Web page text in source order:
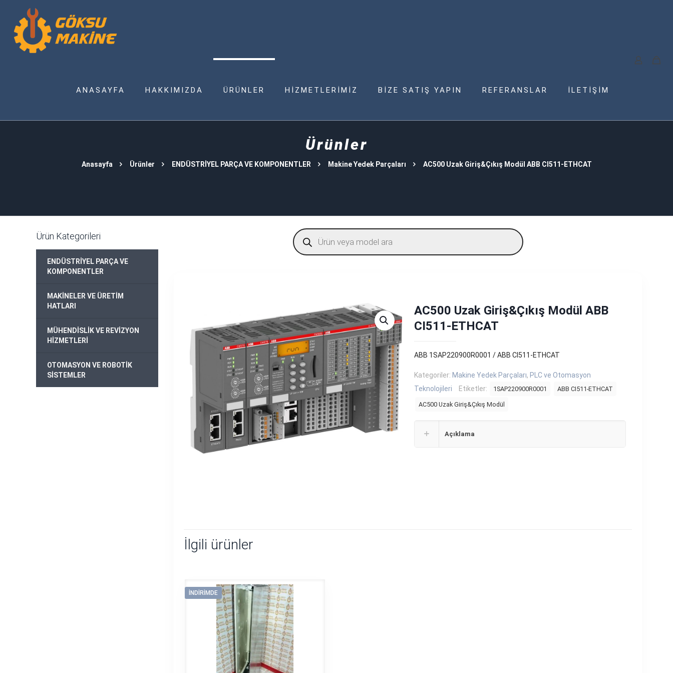
ANASAYFA HAKKIMIZDA ÜRÜNLER HİZMETLERİMİZ BİZE SATIŞ YAPIN REFERANSLAR İLETİŞİM
Ürünler
Anasayfa Ürünler ENDÜSTRİYEL PARÇA VE KOMPONENTLER Makine Yedek Parçaları AC500 Uzak Giriş&Çıkış Modül ABB CI511-ETHCAT
Products
search
AC500 Uzak Giriş&Çıkış Modül ABB
CI511-ETHCAT
ABB 1SAP220900R0001 / ABB CI511-ETHCAT
Kategoriler: Makine Yedek Parçaları, PLC ve Otomasyon
Teknolojileri
Etiketler: 1SAP220900R0001 ABB CI511-ETHCAT
AC500 Uzak Giriş&Çıkış Modül
Açıklama
İlgili ürünler
İNDIRIMDE
Ürün Kategorileri
ENDÜSTRİYEL PARÇA VE
KOMPONENTLER
MAKİNELER VE ÜRETİM
HATLARI
MÜHENDİSLİK VE REVİZYON
HİZMETLERİ
OTOMASYON VE ROBOTİK
SİSTEMLER